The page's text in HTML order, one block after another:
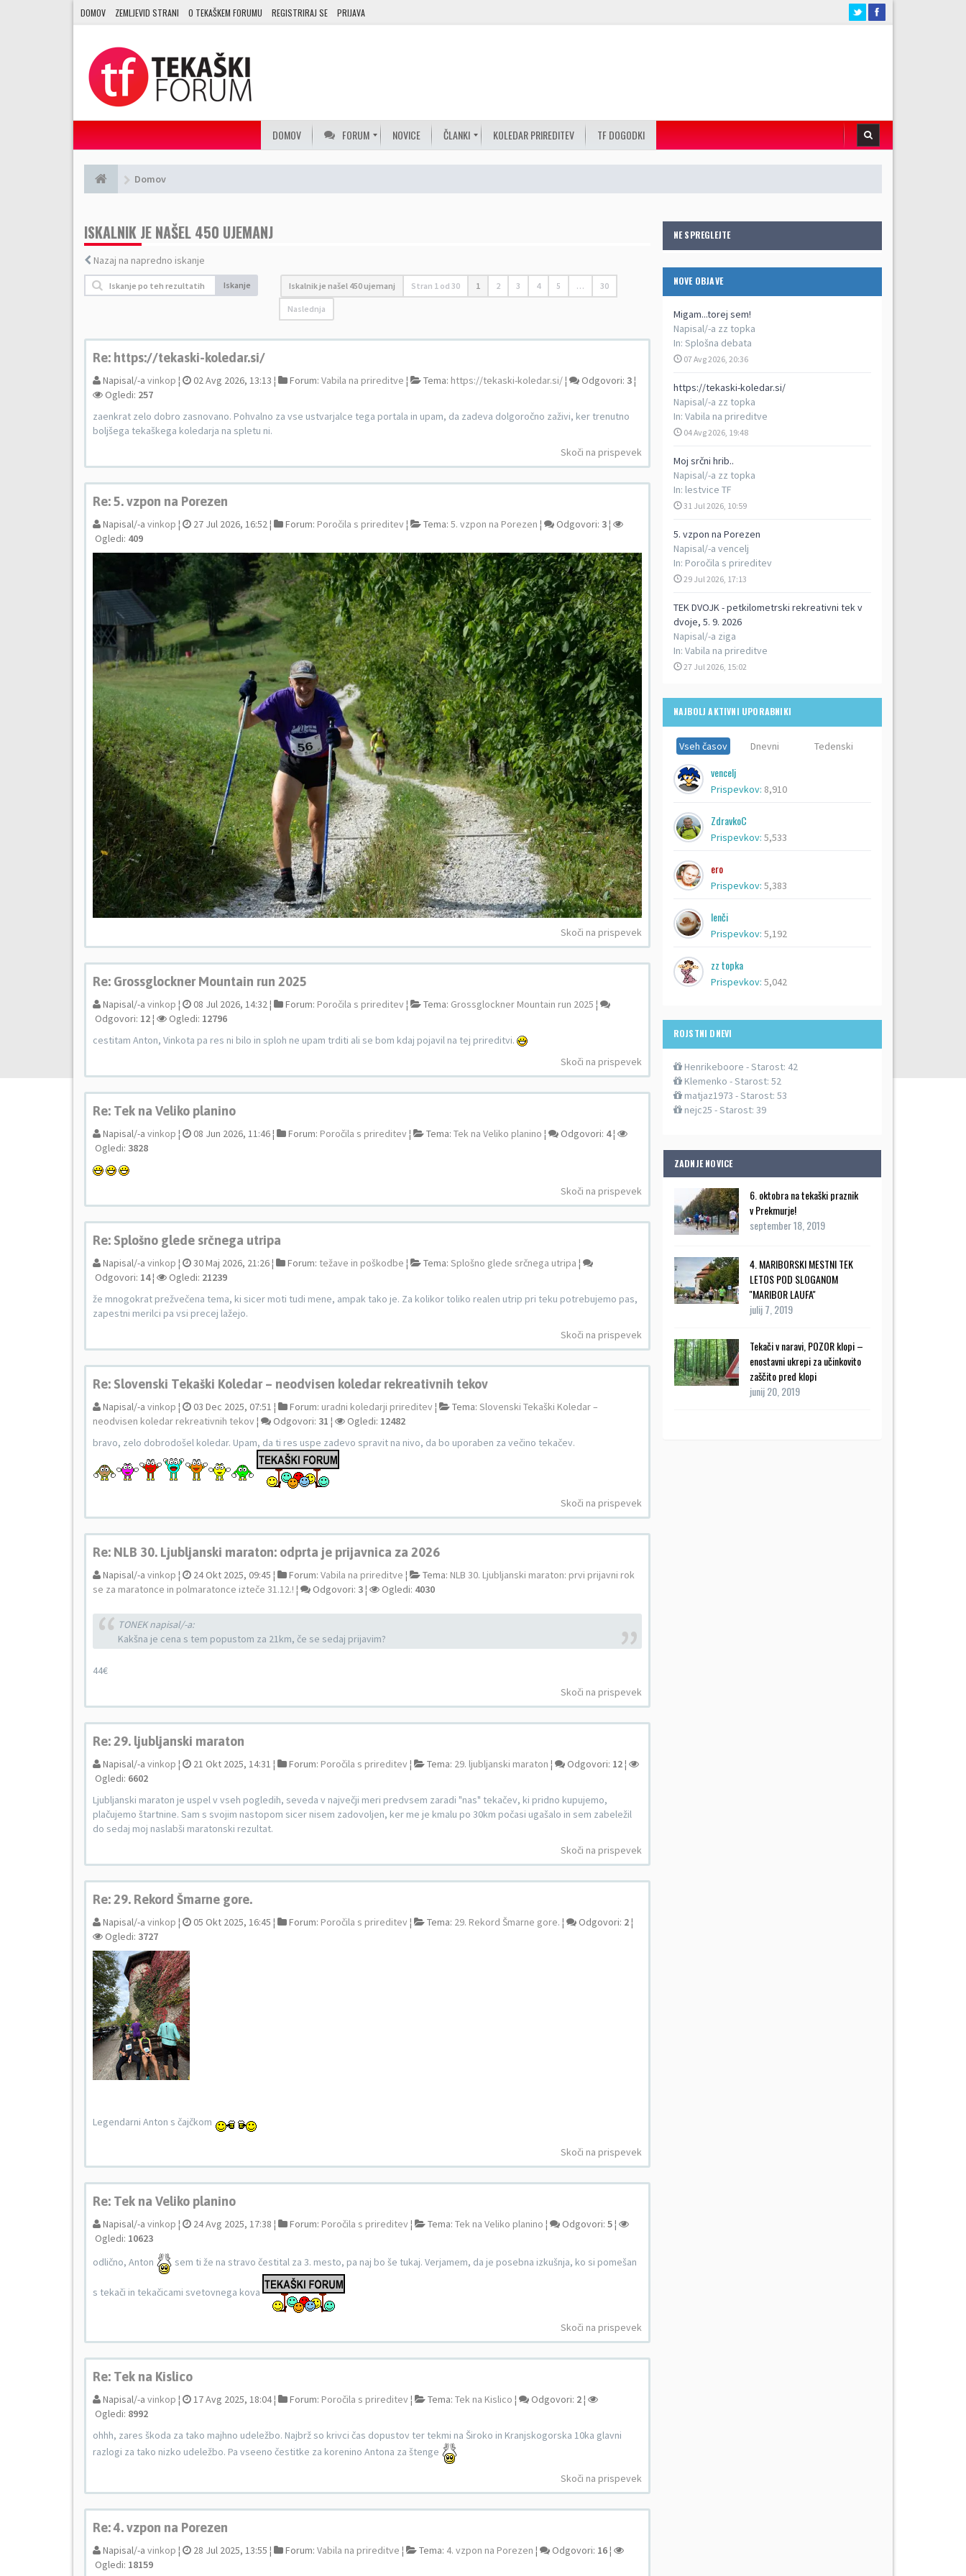
DOMOV ZEMLJEVID STRANI O TEKAŠKEM FORUMU REGISTRIRAJ SE PRIJAVA
DOMOV FORUM NOVICE ČLANKI KOLEDAR PRIREDITEV TF DOGODKI
Domov
NE SPREGLEJTE
NOVE OBJAVE
Migam...torej sem!
Napisal/-a zz topka
In: Splošna debata
07 Avg 2026, 20:36
https://tekaski-koledar.si/
Napisal/-a zz topka
In: Vabila na prireditve
04 Avg 2026, 19:48
Moj srčni hrib..
Napisal/-a zz topka
In: lestvice TF
31 Jul 2026, 10:59
5. vzpon na Porezen
Napisal/-a vencelj
In: Poročila s prireditev
29 Jul 2026, 17:13
TEK DVOJK - petkilometrski rekreativni tek v
dvoje, 5. 9. 2026
Napisal/-a ziga
In: Vabila na prireditve
27 Jul 2026, 15:02
NAJBOLJ AKTIVNI UPORABNIKI
Vseh časov Dnevni Tedenski
vencelj
Prispevkov: 8,910
ZdravkoC
Prispevkov: 5,533
ero
Prispevkov: 5,383
lenči
Prispevkov: 5,192
zz topka
Prispevkov: 5,042
ROJSTNI DNEVI
Henrikeboore - Starost: 42
Klemenko - Starost: 52
matjaz1973 - Starost: 53
nejc25 - Starost: 39
ZADNJE NOVICE
6. oktobra na tekaški praznik
v Prekmurje!
september 18, 2019
4. MARIBORSKI MESTNI TEK
LETOS POD SLOGANOM
''MARIBOR LAUFA''
julij 7, 2019
Tekači v naravi, POZOR klopi –
enostavni ukrepi za učinkovito
zaščito pred klopi
junij 20, 2019
ISKALNIK JE NAŠEL 450 UJEMANJ
Nazaj na napredno iskanje
Iskanje Iskalnik je našel 450 ujemanj Stran 1od 30 1 2 3 4 5 … 30
Naslednja
Re: https://tekaski-koledar.si/
Napisal/-a vinkop ¦ 02 Avg 2026, 13:13 ¦ Forum: Vabila na prireditve ¦ Tema: https://tekaski-koledar.si/¦ Odgovori: 3¦
Ogledi: 257
zaenkrat zelo dobro zasnovano. Pohvalno za vse ustvarjalce tega portala in upam, da zadeva dolgoročno zaživi, ker trenutno
boljšega tekaškega koledarja na spletu ni.
Skoči na prispevek
Re: 5. vzpon na Porezen
Napisal/-a vinkop ¦ 27 Jul 2026, 16:52 ¦ Forum: Poročila s prireditev ¦ Tema: 5. vzpon na Porezen ¦ Odgovori: 3¦
Ogledi: 409
Skoči na prispevek
Re: Grossglockner Mountain run 2025
Napisal/-a vinkop ¦ 08 Jul 2026, 14:32 ¦ Forum: Poročila s prireditev ¦ Tema: Grossglockner Mountain run 2025 ¦
Odgovori: 12¦ Ogledi: 12796
cestitam Anton, Vinkota pa res ni bilo in sploh ne upam trditi ali se bom kdaj pojavil na tej prireditvi.
Skoči na prispevek
Re: Tek na Veliko planino
Napisal/-a vinkop ¦ 08 Jun 2026, 11:46 ¦ Forum: Poročila s prireditev ¦ Tema: Tek na Veliko planino ¦ Odgovori: 4¦
Ogledi: 3828
Skoči na prispevek
Re: Splošno glede srčnega utripa
Napisal/-a vinkop ¦ 30 Maj 2026, 21:26 ¦ Forum: težave in poškodbe ¦ Tema: Splošno glede srčnega utripa ¦
Odgovori: 14¦ Ogledi: 21239
že mnogokrat prežvečena tema, ki sicer moti tudi mene, ampak tako je. Za kolikor toliko realen utrip pri teku potrebujemo pas,
zapestni merilci pa vsi precej lažejo.
Skoči na prispevek
Re: Slovenski Tekaški Koledar – neodvisen koledar rekreativnih tekov
Napisal/-a vinkop ¦ 03 Dec 2025, 07:51 ¦ Forum: uradni koledarji prireditev ¦ Tema: Slovenski Tekaški Koledar –
neodvisen koledar rekreativnih tekov ¦ Odgovori: 31 ¦ Ogledi: 12482
bravo, zelo dobrodošel koledar. Upam, da ti res uspe zadevo spravit na nivo, da bo uporaben za večino tekačev.
Skoči na prispevek
Re: NLB 30. Ljubljanski maraton: odprta je prijavnica za 2026
Napisal/-a vinkop ¦ 24 Okt 2025, 09:45 ¦ Forum: Vabila na prireditve ¦ Tema: NLB 30. Ljubljanski maraton: prvi prijavni rok
se za maratonce in polmaratonce izteče 31.12.! ¦ Odgovori: 3¦ Ogledi: 4030
TONEK napisal/-a:
Kakšna je cena s tem popustom za 21km, če se sedaj prijavim?
44€
Skoči na prispevek
Re: 29. ljubljanski maraton
Napisal/-a vinkop ¦ 21 Okt 2025, 14:31 ¦ Forum: Poročila s prireditev ¦ Tema: 29. ljubljanski maraton ¦ Odgovori: 12¦
Ogledi: 6602
Ljubljanski maraton je uspel v vseh pogledih, seveda v največji meri predvsem zaradi "nas" tekačev, ki pridno kupujemo,
plačujemo štartnine. Sam s svojim nastopom sicer nisem zadovoljen, ker me je kmalu po 30km počasi ugašalo in sem zabeležil
do sedaj moj naslabši maratonski rezultat.
Skoči na prispevek
Re: 29. Rekord Šmarne gore.
Napisal/-a vinkop ¦ 05 Okt 2025, 16:45 ¦ Forum: Poročila s prireditev ¦ Tema: 29. Rekord Šmarne gore. ¦ Odgovori: 2¦
Ogledi: 3727
Legendarni Anton s čajčkom
Skoči na prispevek
Re: Tek na Veliko planino
Napisal/-a vinkop ¦ 24 Avg 2025, 17:38 ¦ Forum: Poročila s prireditev ¦ Tema: Tek na Veliko planino ¦ Odgovori: 5¦
Ogledi: 10623
odlično, Anton
sem ti že na stravo čestital za 3. mesto, pa naj bo še tukaj. Verjamem, da je posebna izkušnja, ko si pomešan
s tekači in tekačicami svetovnega kova
Skoči na prispevek
Re: Tek na Kislico
Napisal/-a vinkop ¦ 17 Avg 2025, 18:04 ¦ Forum: Poročila s prireditev ¦ Tema: Tek na Kislico ¦ Odgovori: 2¦
Ogledi: 8992
ohhh, zares škoda za tako majhno udeležbo. Najbrž so krivci čas dopustov ter tekmi na Široko in Kranjskogorska 10ka glavni
razlogi za tako nizko udeležbo. Pa vseeno čestitke za korenino Antona za štenge
Skoči na prispevek
Re: 4. vzpon na Porezen
Napisal/-a vinkop ¦ 28 Jul 2025, 13:55 ¦ Forum: Vabila na prireditve ¦ Tema: 4. vzpon na Porezen ¦ Odgovori: 16¦
Ogledi: 18159